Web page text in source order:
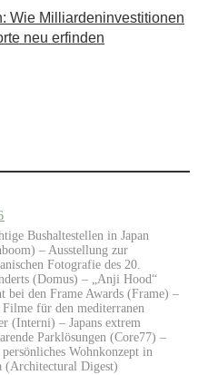
Wie Milliardeninvestitionen
neu erfinden
Bushaltestellen in Japan
– Ausstellung zur
Fotografie des 20.
(Domus) – „Anji Hood“
bei den Frame Awards (Frame) –
Filme für den mediterranen
(Interni) – Japans extrem
Parklösungen (Core77) –
persönliches Wohnkonzept in
(Architectural Digest)